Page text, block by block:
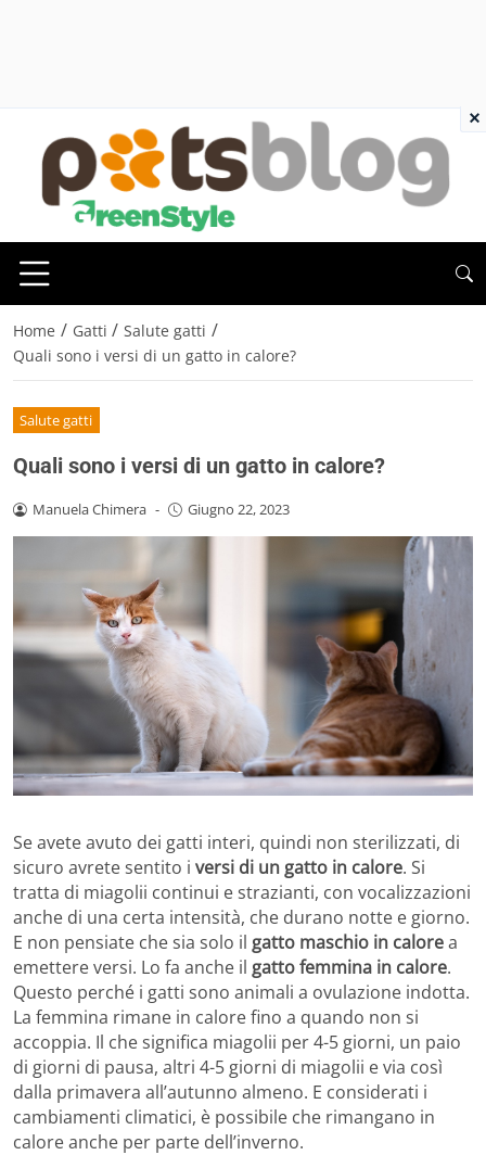
Home / Gatti / Salute gatti /
Quali sono i versi di un gatto in calore?
Salute gatti
Quali sono i versi di un gatto in calore?
Manuela Chimera - Giugno 22, 2023
Se avete avuto dei gatti interi, quindi non sterilizzati, di
sicuro avrete sentito i versi di un gatto in calore. Si
tratta di miagolii continui e strazianti, con vocalizzazioni
anche di una certa intensità, che durano notte e giorno.
E non pensiate che sia solo il gatto maschio in calorea
emettere versi. Lo fa anche il gatto femmina in calore.
Questo perché i gatti sono animali a ovulazione indotta.
La femmina rimane in calore fino a quando non si
accoppia. Il che significa miagolii per 4-5 giorni, un paio
di giorni di pausa, altri 4-5 giorni di miagolii e via così
dalla primavera all’autunno almeno. E considerati i
cambiamenti climatici, è possibile che rimangano in
calore anche per parte dell’inverno.
×